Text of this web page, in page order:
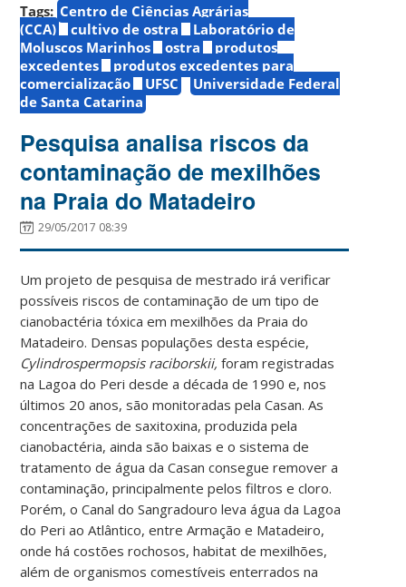
Tags: Centro de Ciências Agrárias
(CCA)
cultivo de ostra
Laboratório de
Moluscos Marinhos
ostra
produtos
excedentes
produtos excedentes para
comercialização
UFSC
Universidade Federal
de Santa Catarina
Pesquisa analisa riscos da
contaminação de mexilhões
na Praia do Matadeiro
29/05/2017 08:39
Um projeto de pesquisa de mestrado irá verificar
possíveis riscos de contaminação de um tipo de
cianobactéria tóxica em mexilhões da Praia do
Matadeiro. Densas populações desta espécie,
Cylindrospermopsis raciborskii, foram registradas
na Lagoa do Peri desde a década de 1990 e, nos
últimos 20 anos, são monitoradas pela Casan. As
concentrações de saxitoxina, produzida pela
cianobactéria, ainda são baixas e o sistema de
tratamento de água da Casan consegue remover a
contaminação, principalmente pelos filtros e cloro.
Porém, o Canal do Sangradouro leva água da Lagoa
do Peri ao Atlântico, entre Armação e Matadeiro,
onde há costões rochosos, habitat de mexilhões,
além de organismos comestíveis enterrados na